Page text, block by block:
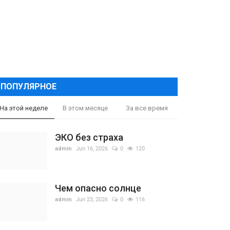
ПОПУЛЯРНОЕ
этой неделе В этом месяце За все время
ЭКО без страха
admin Jun 16, 2026 0 120
Чем опасно солнце
admin Jun 23, 2026 0 116